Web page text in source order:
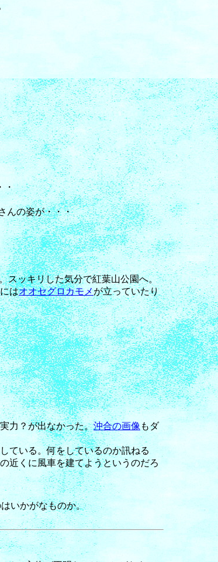
・
んの姿が・・・
スッキリした気分で紅葉山公園へ。
はオオセグロカモメが立っていたり
力？が出なかった。沖合の画像 もダ
ている。何をしているのか訊ねる
近くに風車を建てようというのだろ
いかがなものか。